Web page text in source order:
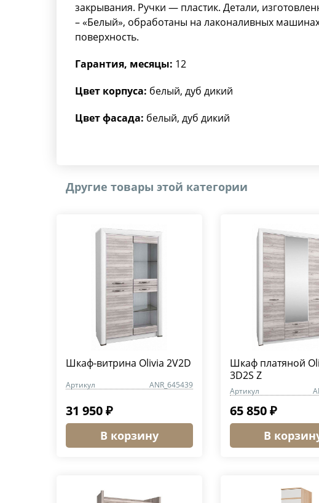
закрывания. Ручки — пластик. Детали,
– «Белый», обработаны на лаконаливных
поверхность.
Гарантия, месяцы: 12
Цвет корпуса: белый, дуб дикий
Цвет фасада: белый, дуб дикий
Другие товары этой категории
Шкаф-витрина Olivia 2V2D
Артикул ANR_645439
31 950 ₽
В корзину
Шкаф платяной
3D2S Z
Артикул
65 850 ₽
В